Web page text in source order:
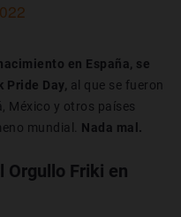
en España, se
Pride Day, al que se fueron
México y otros países
mundial.
Nada mal.
Orgullo Friki en